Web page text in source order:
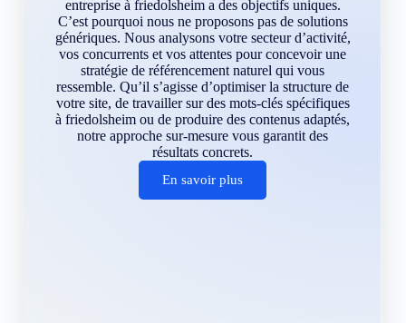
entreprise à friedolsheim a des objectifs uniques.
C’est pourquoi nous ne proposons pas de solutions
génériques. Nous analysons votre secteur d’activité,
vos concurrents et vos attentes pour concevoir une
stratégie de référencement naturel qui vous
ressemble. Qu’il s’agisse d’optimiser la structure de
votre site, de travailler sur des mots-clés spécifiques
à friedolsheim ou de produire des contenus adaptés,
notre approche sur-mesure vous garantit des
résultats concrets.
En savoir plus